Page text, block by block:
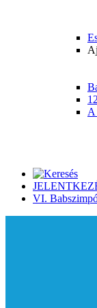
A
VI.